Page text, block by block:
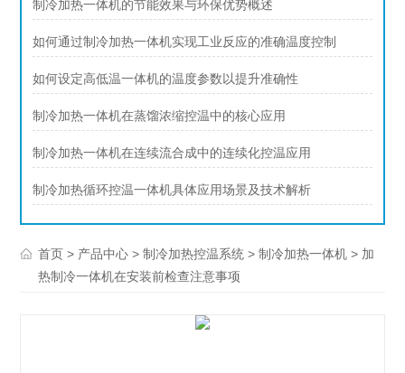
制冷加热一体机的节能效果与环保优势概述
如何通过制冷加热一体机实现工业反应的准确温度控制
如何设定高低温一体机的温度参数以提升准确性
制冷加热一体机在蒸馏浓缩控温中的核心应用
制冷加热一体机在连续流合成中的连续化控温应用
制冷加热循环控温一体机具体应用场景及技术解析
首页 > 产品中心 >制冷加热控温系统 >制冷加热一体机 > 加
热制冷一体机在安装前检查注意事项